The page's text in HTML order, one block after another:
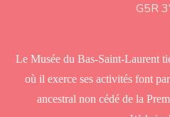
G5R
Le Musée du Bas-Saint-Laurent
où il exerce ses activités font
ancestral non cédé de la